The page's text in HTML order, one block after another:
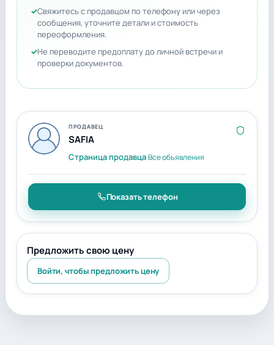
Свяжитесь с продавцом по телефону или через
сообщения, уточните детали и стоимость
переоформления.
Не переводите предоплату до личной встречи и
проверки документов.
ПРОДАВЕЦ
SAFIA
Страница продавцаВсе объявления
Показать телефон
Предложить свою цену
Войти, чтобы предложить цену